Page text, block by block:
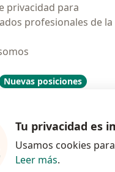
privacidad para
profesionales de la
Nuevas posiciones
Polska
Tu privacidad es
Usamos cookies
Leer más.